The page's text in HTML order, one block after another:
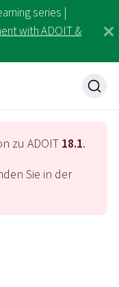
series |
with ADOIT &
zu ADOIT 18.1.
Sie in der